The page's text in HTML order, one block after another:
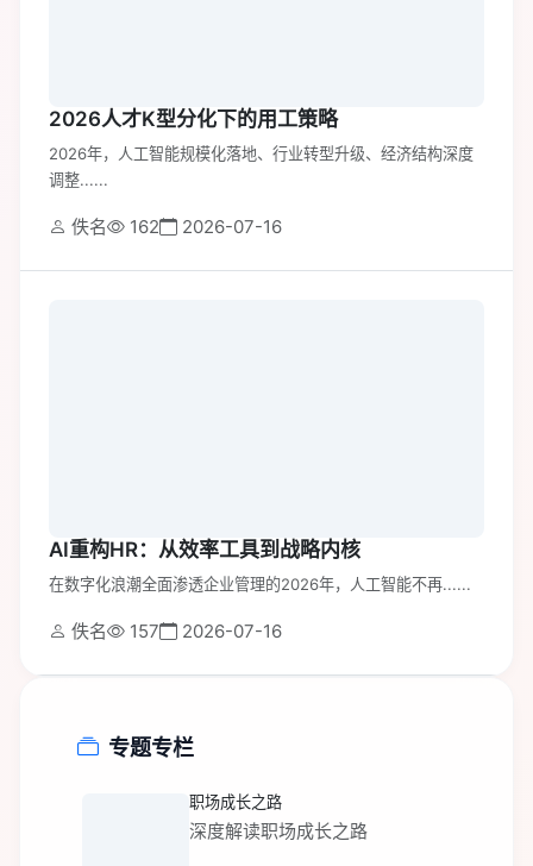
2026人才K型分化下的用工策略
2026年，人工智能规模化落地、行业转型升级、经济结构深度
调整......
佚名 162 2026-07-16
AI重构HR：从效率工具到战略内核
在数字化浪潮全面渗透企业管理的2026年，人工智能不再......
佚名 157 2026-07-16
专题专栏
职场成长之路
深度解读职场成长之路